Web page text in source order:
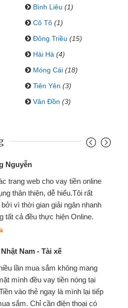
Bình Liêu (1)
Cô Tô (1)
Đông Triều (15)
Hải Hà (4)
Móng Cái (18)
Tiên Yên (3)
Vân Đồn (3)
Nguyễn
trang web cho vay tiền online
thân thiện, dễ hiểu.Tôi rất
vì thời gian giải ngân nhanh
tất cả đều thực hiện Online.
Nam - Tài xế
lần mua sắm không mang
mình đều vay tiền nóng tại
vào thẻ ngay là mình lại tiếp
sắm. Chỉ cần điện thoại có